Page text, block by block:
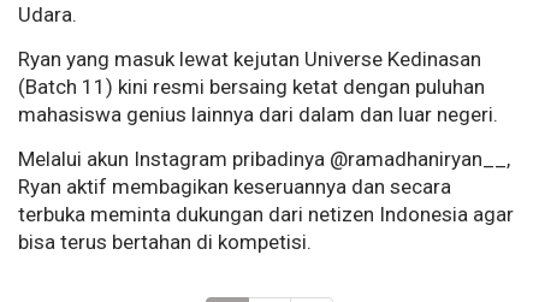
Udara.
Ryan yang masuk lewat kejutan Universe Kedinasan
(Batch 11) kini resmi bersaing ketat dengan puluhan
mahasiswa genius lainnya dari dalam dan luar negeri.
Melalui akun Instagram pribadinya @ramadhaniryan__,
Ryan aktif membagikan keseruannya dan secara
terbuka meminta dukungan dari netizen Indonesia agar
bisa terus bertahan di kompetisi.